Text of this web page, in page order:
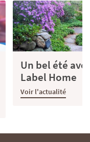
Rejoignez-
Un bel été avec
Label Home
Voir l'actualité